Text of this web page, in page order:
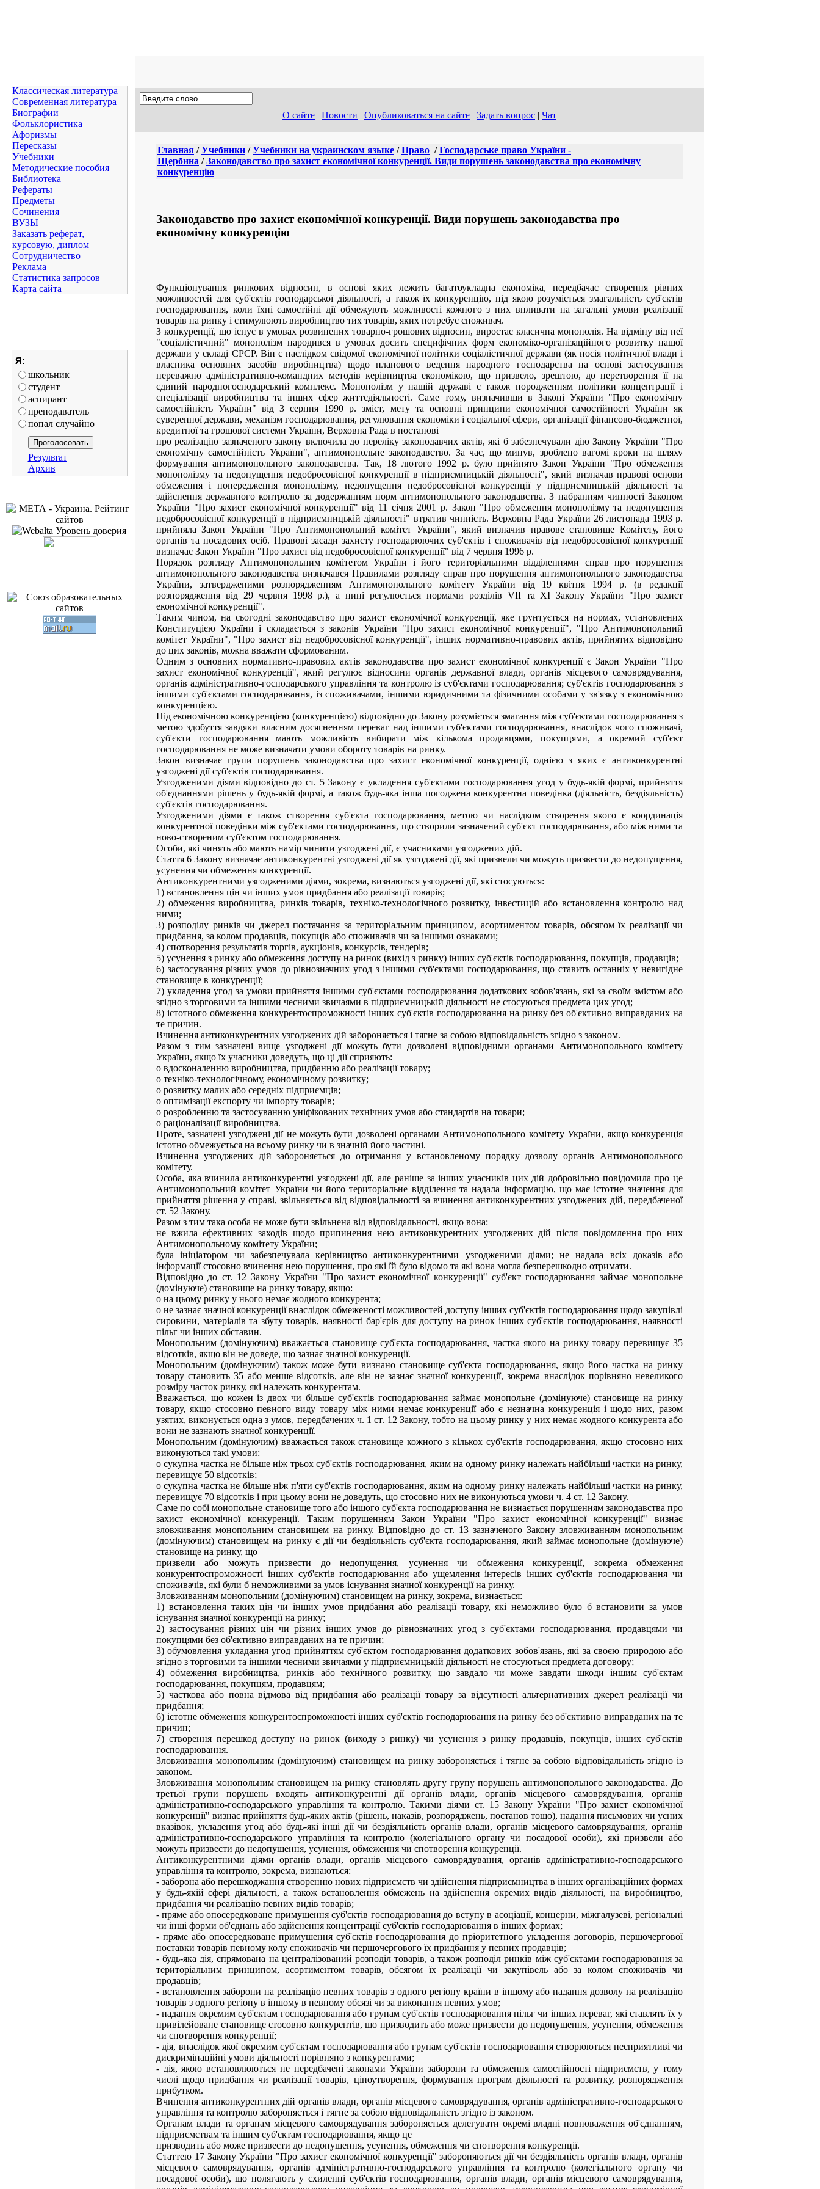
Классическая литература
Современная литература
Биографии
Фольклористика
Афоризмы
Пересказы
Учебники
Методические пособия
Библиотека
Рефераты
Предметы
Сочинения
ВУЗЫ
Заказать реферат,
курсовую, диплом
Сотрудничество
Реклама
Статистика запросов
Карта сайта
Я:
школьник
студент
аспирант
преподаватель
попал случайно
Результат
Архив
О сайте | Новости | Опубликоваться на сайте | Задать вопрос | Чат
Главная /Учебники /Учебники на украинском языке /Право /Господарське право України -
Щербина /Законодавство про захист економічної конкуренції. Види порушень законодавства про економічну
конкуренцію
Законодавство про захист економічної конкуренції. Види порушень законодавства про
економічну конкуренцію
Функціонування ринкових відносин, в основі яких лежить багатоукладна економіка, передбачає створення рівних
можливостей для суб'єктів господарської діяльності, а також їх конкуренцію, під якою розуміється змагальність суб'єктів
господарювання, коли їхні самостійні дії обмежують можливості кожного з них впливати на загальні умови реалізації
товарів на ринку і стимулюють виробництво тих товарів, яких потребує споживач.
З конкуренції, що існує в умовах розвинених товарно-грошових відносин, виростає класична монополія. На відміну від неї
"соціалістичний" монополізм народився в умовах досить специфічних форм економіко-організаційного розвитку нашої
держави у складі СРСР. Він є наслідком свідомої економічної політики соціалістичної держави (як носія політичної влади і
власника основних засобів виробництва) щодо планового ведення народного господарства на основі застосування
переважно адміністративно-командних методів керівництва економікою, що призвело, зрештою, до перетворення її на
єдиний народногосподарський комплекс. Монополізм у нашій державі є також породженням політики концентрації і
спеціалізації виробництва та інших сфер життєдіяльності. Саме тому, визначивши в Законі України "Про економічну
самостійність України" від 3 серпня 1990 р. зміст, мету та основні принципи економічної самостійності України як
суверенної держави, механізм господарювання, регулювання економіки і соціальної сфери, організації фінансово-бюджетної,
кредитної та грошової системи України, Верховна Рада в постанові
про реалізацію зазначеного закону включила до переліку законодавчих актів, які б забезпечували дію Закону України "Про
економічну самостійність України", антимонопольне законодавство. За час, що минув, зроблено вагомі кроки на шляху
формування антимонопольного законодавства. Так, 18 лютого 1992 р. було прийнято Закон України "Про обмеження
монополізму та недопущення недобросовісної конкуренції в підприємницькій діяльності", який визначав правові основи
обмеження і попередження монополізму, недопущення недобросовісної конкуренції у підприємницькій діяльності та
здійснення державного контролю за додержанням норм антимонопольного законодавства. З набранням чинності Законом
України "Про захист економічної конкуренції" від 11 січня 2001 р. Закон "Про обмеження монополізму та недопущення
недобросовісної конкуренції в підприємницькій діяльності" втратив чинність. Верховна Рада України 26 листопада 1993 р.
прийняла Закон України "Про Антимонопольний комітет України", який визначив правове становище Комітету, його
органів та посадових осіб. Правові засади захисту господарюючих суб'єктів і споживачів від недобросовісної конкуренції
визначає Закон України "Про захист від недобросовісної конкуренції" від 7 червня 1996 р.
Порядок розгляду Антимонопольним комітетом України і його територіальними відділеннями справ про порушення
антимонопольного законодавства визначався Правилами розгляду справ про порушення антимонопольного законодавства
України, затвердженими розпорядженням Антимонопольного комітету України від 19 квітня 1994 р. (в редакції
розпорядження від 29 червня 1998 p.), а нині регулюється нормами розділів VII та XI Закону України "Про захист
економічної конкуренції".
Таким чином, на сьогодні законодавство про захист економічної конкуренції, яке грунтується на нормах, установлених
Конституцією України і складається з законів України "Про захист економічної конкуренції", "Про Антимонопольний
комітет України", "Про захист від недобросовісної конкуренції", інших нормативно-правових актів, прийнятих відповідно
до цих законів, можна вважати сформованим.
Одним з основних нормативно-правових актів законодавства про захист економічної конкуренції є Закон України "Про
захист економічної конкуренції", який регулює відносини органів державної влади, органів місцевого самоврядування,
органів адміністративно-господарського управління та контролю із суб'єктами господарювання; суб'єктів господарювання з
іншими суб'єктами господарювання, із споживачами, іншими юридичними та фізичними особами у зв'язку з економічною
конкуренцією.
Під економічною конкуренцією (конкуренцією) відповідно до Закону розуміється змагання між суб'єктами господарювання з
метою здобуття завдяки власним досягненням переваг над іншими суб'єктами господарювання, внаслідок чого споживачі,
суб'єкти господарювання мають можливість вибирати між кількома продавцями, покупцями, а окремий суб'єкт
господарювання не може визначати умови обороту товарів на ринку.
Закон визначає групи порушень законодавства про захист економічної конкуренції, однією з яких є антиконкурентні
узгоджені дії суб'єктів господарювання.
Узгодженими діями відповідно до ст. 5 Закону є укладення суб'єктами господарювання угод у будь-якій формі, прийняття
об'єднаннями рішень у будь-якій формі, а також будь-яка інша погоджена конкурентна поведінка (діяльність, бездіяльність)
суб'єктів господарювання.
Узгодженими діями є також створення суб'єкта господарювання, метою чи наслідком створення якого є координація
конкурентної поведінки між суб'єктами господарювання, що створили зазначений суб'єкт господарювання, або між ними та
ново-створеним суб'єктом господарювання.
Особи, які чинять або мають намір чинити узгоджені дії, є учасниками узгоджених дій.
Стаття 6 Закону визначає антиконкурентні узгоджені дії як узгоджені дії, які призвели чи можуть призвести до недопущення,
усунення чи обмеження конкуренції.
Антиконкурентними узгодженими діями, зокрема, визнаються узгоджені дії, які стосуються:
1) встановлення цін чи інших умов придбання або реалізації товарів;
2) обмеження виробництва, ринків товарів, техніко-технологічного розвитку, інвестицій або встановлення контролю над
ними;
3) розподілу ринків чи джерел постачання за територіальним принципом, асортиментом товарів, обсягом їх реалізації чи
придбання, за колом продавців, покупців або споживачів чи за іншими ознаками;
4) спотворення результатів торгів, аукціонів, конкурсів, тендерів;
5) усунення з ринку або обмеження доступу на ринок (вихід з ринку) інших суб'єктів господарювання, покупців, продавців;
6) застосування різних умов до рівнозначних угод з іншими суб'єктами господарювання, що ставить останніх у невигідне
становище в конкуренції;
7) укладення угод за умови прийняття іншими суб'єктами господарювання додаткових зобов'язань, які за своїм змістом або
згідно з торговими та іншими чесними звичаями в підприємницькій діяльності не стосуються предмета цих угод;
8) істотного обмеження конкурентоспроможності інших суб'єктів господарювання на ринку без об'єктивно виправданих на
те причин.
Вчинення антиконкурентних узгоджених дій забороняється і тягне за собою відповідальність згідно з законом.
Разом з тим зазначені вище узгоджені дії можуть бути дозволені відповідними органами Антимонопольного комітету
України, якщо їх учасники доведуть, що ці дії сприяють:
o вдосконаленню виробництва, придбанню або реалізації товару;
o техніко-технологічному, економічному розвитку;
o розвитку малих або середніх підприємців;
o оптимізації експорту чи імпорту товарів;
o розробленню та застосуванню уніфікованих технічних умов або стандартів на товари;
o раціоналізації виробництва.
Проте, зазначені узгоджені дії не можуть бути дозволені органами Антимонопольного комітету України, якщо конкуренція
істотно обмежується на всьому ринку чи в значній його частині.
Вчинення узгоджених дій забороняється до отримання у встановленому порядку дозволу органів Антимонопольного
комітету.
Особа, яка вчинила антиконкурентні узгоджені дії, але раніше за інших учасників цих дій добровільно повідомила про це
Антимонопольний комітет України чи його територіальне відділення та надала інформацію, що має істотне значення для
прийняття рішення у справі, звільняється від відповідальності за вчинення антиконкурентних узгоджених дій, передбаченої
ст. 52 Закону.
Разом з тим така особа не може бути звільнена від відповідальності, якщо вона:
не вжила ефективних заходів щодо припинення нею антиконкурентних узгоджених дій після повідомлення про них
Антимонопольному комітету України;
була ініціатором чи забезпечувала керівництво антиконкурентними узгодженими діями; не надала всіх доказів або
інформації стосовно вчинення нею порушення, про які їй було відомо та які вона могла безперешкодно отримати.
Відповідно до ст. 12 Закону України "Про захист економічної конкуренції" суб'єкт господарювання займає монопольне
(домінуюче) становище на ринку товару, якщо:
o на цьому ринку у нього немає жодного конкурента;
o не зазнає значної конкуренції внаслідок обмеженості можливостей доступу інших суб'єктів господарювання щодо закупівлі
сировини, матеріалів та збуту товарів, наявності бар'єрів для доступу на ринок інших суб'єктів господарювання, наявності
пільг чи інших обставин.
Монопольним (домінуючим) вважається становище суб'єкта господарювання, частка якого на ринку товару перевищує 35
відсотків, якщо він не доведе, що зазнає значної конкуренції.
Монопольним (домінуючим) також може бути визнано становище суб'єкта господарювання, якщо його частка на ринку
товару становить 35 або менше відсотків, але він не зазнає значної конкуренції, зокрема внаслідок порівняно невеликого
розміру часток ринку, які належать конкурентам.
Вважається, що кожен із двох чи більше суб'єктів господарювання займає монопольне (домінуюче) становище на ринку
товару, якщо стосовно певного виду товару між ними немає конкуренції або є незначна конкуренція і щодо них, разом
узятих, виконується одна з умов, передбачених ч. 1 ст. 12 Закону, тобто на цьому ринку у них немає жодного конкурента або
вони не зазнають значної конкуренції.
Монопольним (домінуючим) вважається також становище кожного з кількох суб'єктів господарювання, якщо стосовно них
виконуються такі умови:
o сукупна частка не більше ніж трьох суб'єктів господарювання, яким на одному ринку належать найбільші частки на ринку,
перевищує 50 відсотків;
o сукупна частка не більше ніж п'яти суб'єктів господарювання, яким на одному ринку належать найбільші частки на ринку,
перевищує 70 відсотків і при цьому вони не доведуть, що стосовно них не виконуються умови ч. 4 ст. 12 Закону.
Саме по собі монопольне становище того або іншого суб'єкта господарювання не визнається порушенням законодавства про
захист економічної конкуренції. Таким порушенням Закон України "Про захист економічної конкуренції" визнає
зловживання монопольним становищем на ринку. Відповідно до ст. 13 зазначеного Закону зловживанням монопольним
(домінуючим) становищем на ринку є дії чи бездіяльність суб'єкта господарювання, який займає монопольне (домінуюче)
становище на ринку, що
призвели або можуть призвести до недопущення, усунення чи обмеження конкуренції, зокрема обмеження
конкурентоспроможності інших суб'єктів господарювання або ущемлення інтересів інших суб'єктів господарювання чи
споживачів, які були б неможливими за умов існування значної конкуренції на ринку.
Зловживанням монопольним (домінуючим) становищем на ринку, зокрема, визнається:
1) встановлення таких цін чи інших умов придбання або реалізації товару, які неможливо було б встановити за умов
існування значної конкуренції на ринку;
2) застосування різних цін чи різних інших умов до рівнозначних угод з суб'єктами господарювання, продавцями чи
покупцями без об'єктивно виправданих на те причин;
3) обумовлення укладання угод прийняттям суб'єктом господарювання додаткових зобов'язань, які за своєю природою або
згідно з торговими та іншими чесними звичаями у підприємницькій діяльності не стосуються предмета договору;
4) обмеження виробництва, ринків або технічного розвитку, що завдало чи може завдати шкоди іншим суб'єктам
господарювання, покупцям, продавцям;
5) часткова або повна відмова від придбання або реалізації товару за відсутності альтернативних джерел реалізації чи
придбання;
6) істотне обмеження конкурентоспроможності інших суб'єктів господарювання на ринку без об'єктивно виправданих на те
причин;
7) створення перешкод доступу на ринок (виходу з ринку) чи усунення з ринку продавців, покупців, інших суб'єктів
господарювання.
Зловживання монопольним (домінуючим) становищем на ринку забороняється і тягне за собою відповідальність згідно із
законом.
Зловживання монопольним становищем на ринку становлять другу групу порушень антимонопольного законодавства. До
третьої групи порушень входять антиконкурентні дії органів влади, органів місцевого самоврядування, органів
адміністративно-господарського управління та контролю. Такими діями ст. 15 Закону України "Про захист економічної
конкуренції" визнає прийняття будь-яких актів (рішень, наказів, розпоряджень, постанов тощо), надання письмових чи усних
вказівок, укладення угод або будь-які інші дії чи бездіяльність органів влади, органів місцевого самоврядування, органів
адміністративно-господарського управління та контролю (колегіального органу чи посадової особи), які призвели або
можуть призвести до недопущення, усунення, обмеження чи спотворення конкуренції.
Антиконкурентними діями органів влади, органів місцевого самоврядування, органів адміністративно-господарського
управління та контролю, зокрема, визнаються:
- заборона або перешкоджання створенню нових підприємств чи здійснення підприємництва в інших організаційних формах
у будь-якій сфері діяльності, а також встановлення обмежень на здійснення окремих видів діяльності, на виробництво,
придбання чи реалізацію певних видів товарів;
- пряме або опосередковане примушення суб'єктів господарювання до вступу в асоціації, концерни, міжгалузеві, регіональні
чи інші форми об'єднань або здійснення концентрації суб'єктів господарювання в інших формах;
- пряме або опосередковане примушення суб'єктів господарювання до пріоритетного укладення договорів, першочергової
поставки товарів певному колу споживачів чи першочергового їх придбання у певних продавців;
- будь-яка дія, спрямована на централізований розподіл товарів, а також розподіл ринків між суб'єктами господарювання за
територіальним принципом, асортиментом товарів, обсягом їх реалізації чи закупівель або за колом споживачів чи
продавців;
- встановлення заборони на реалізацію певних товарів з одного регіону країни в іншому або надання дозволу на реалізацію
товарів з одного регіону в іншому в певному обсязі чи за виконання певних умов;
- надання окремим суб'єктам господарювання або групам суб'єктів господарювання пільг чи інших переваг, які ставлять їх у
привілейоване становище стосовно конкурентів, що призводить або може призвести до недопущення, усунення, обмеження
чи спотворення конкуренції;
- дія, внаслідок якої окремим суб'єктам господарювання або групам суб'єктів господарювання створюються несприятливі чи
дискримінаційні умови діяльності порівняно з конкурентами;
- дія, якою встановлюються не передбачені законами України заборони та обмеження самостійності підприємств, у тому
числі щодо придбання чи реалізації товарів, ціноутворення, формування програм діяльності та розвитку, розпорядження
прибутком.
Вчинення антиконкурентних дій органів влади, органів місцевого самоврядування, органів адміністративно-господарського
управління та контролю забороняється і тягне за собою відповідальність згідно із законом.
Органам влади та органам місцевого самоврядування забороняється делегувати окремі владні повноваження об'єднанням,
підприємствам та іншим суб'єктам господарювання, якщо це
призводить або може призвести до недопущення, усунення, обмеження чи спотворення конкуренції.
Статтею 17 Закону України "Про захист економічної конкуренції" забороняються дії чи бездіяльність органів влади, органів
місцевого самоврядування, органів адміністративно-господарського управління та контролю (колегіального органу чи
посадової особи), що полягають у схиленні суб'єктів господарювання, органів влади, органів місцевого самоврядування,